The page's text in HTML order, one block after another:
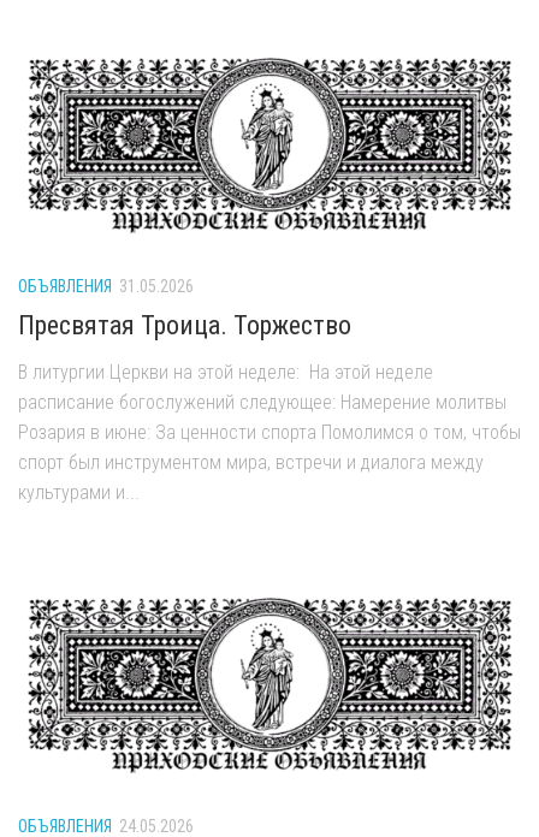
ОБЪЯВЛЕНИЯ 31.05.2026
Пресвятая Троица. Торжество
В литургии Церкви на этой неделе: На этой неделе
расписание богослужений следующее: Намерение молитвы
Розария в июне: За ценности спорта Помолимся о том, чтобы
спорт был инструментом мира, встречи и диалога между
культурами и...
ОБЪЯВЛЕНИЯ 24.05.2026